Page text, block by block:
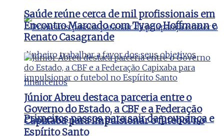
Primeiros passos para sair da poupança e
Saúde reúne cerca de mil profissionais em
Encontro Marcado com Tyago Hoffmann e
Renato Casagrande
Júnior Abreu destaca parceria entre o
Governo do Estado, a CBF e a Federação
Capixaba para impulsionar o futebol no
Espírito Santo